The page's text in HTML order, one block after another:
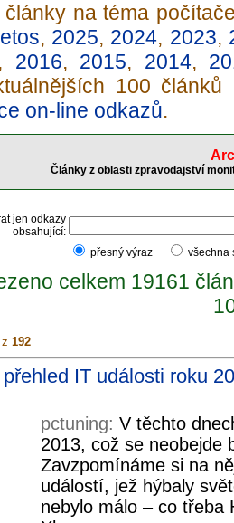
na téma
, 2025, 2024, 2023,
, 2016, 2015, 2014,
100
on-line odkazů.
Články z oblasti zpravodajství
jen odkazy
obsahující:
přesný výraz
celkem 19161
z 192
IT události roku
pctuning: V těchto
2013, což se neobejde
Zavzpomínáme si na
událostí, jež hýbaly
nebylo málo – co třeba